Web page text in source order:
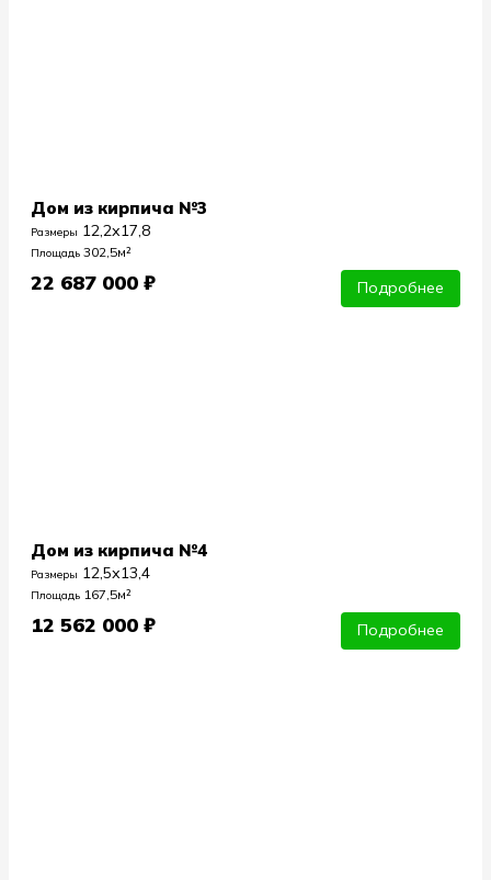
Дом из кирпича №3
Размеры 12,2х17,8
Площадь 302,5м²
22 687 000 ₽ Подробнее
Дом из кирпича №4
Размеры 12,5х13,4
Площадь 167,5м²
12 562 000 ₽ Подробнее